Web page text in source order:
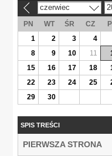
czerwiec
PN WT ŚR CZ
1
2 3 4
8
9 10 11
15
16 17 18
22
23 24 25
29
30
SPIS TREŚCI
PIERWSZA STRONA